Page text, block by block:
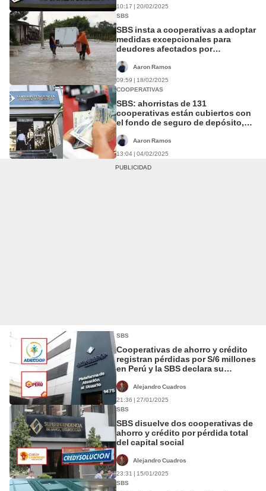
10:17 | 20/02/2025
SBS
SBS insta a cooperativas a adoptar
medidas excepcionales para
deudores afectados por
Aaron Ramos
09:59 | 18/02/2025
COOPERATIVAS
SBS: ahorristas de 131
cooperativas están cubiertos con
el fondo de seguro de depósito,
Aaron Ramos
13:04 | 04/02/2025
SBS
Cooperativas de ahorro y crédito
registran pérdidas por S/6 millones
en Perú y la SBS declara su
Alejandro Cuadros
21:36 | 27/01/2025
SBS
SBS disuelve dos cooperativas de
ahorro y crédito por pérdida total
del capital social
Alejandro Cuadros
23:31 | 15/01/2025
SBS